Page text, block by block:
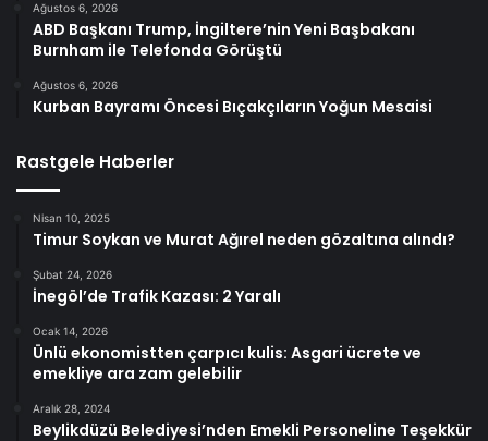
Ağustos 6, 2026
ABD Başkanı Trump, İngiltere’nin Yeni Başbakanı
Burnham ile Telefonda Görüştü
Ağustos 6, 2026
Kurban Bayramı Öncesi Bıçakçıların Yoğun Mesaisi
Rastgele Haberler
Nisan 10, 2025
Timur Soykan ve Murat Ağırel neden gözaltına alındı?
Şubat 24, 2026
İnegöl’de Trafik Kazası: 2 Yaralı
Ocak 14, 2026
Ünlü ekonomistten çarpıcı kulis: Asgari ücrete ve
emekliye ara zam gelebilir
Aralık 28, 2024
Beylikdüzü Belediyesi’nden Emekli Personeline Teşekkür